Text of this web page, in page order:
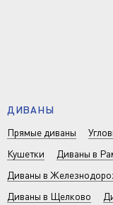
ДИВАНЫ
Прямые диваны
Кушетки
Диваны в
Диваны в
Диваны в Щелково